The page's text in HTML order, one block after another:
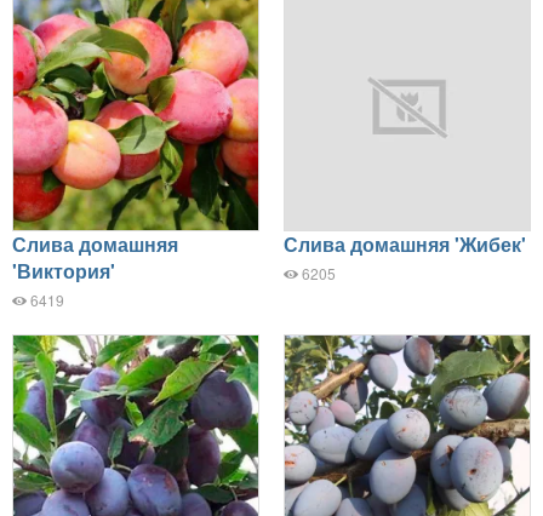
Слива домашняя
'Виктория'
6419
Слива домашняя 'Жибек'
6205